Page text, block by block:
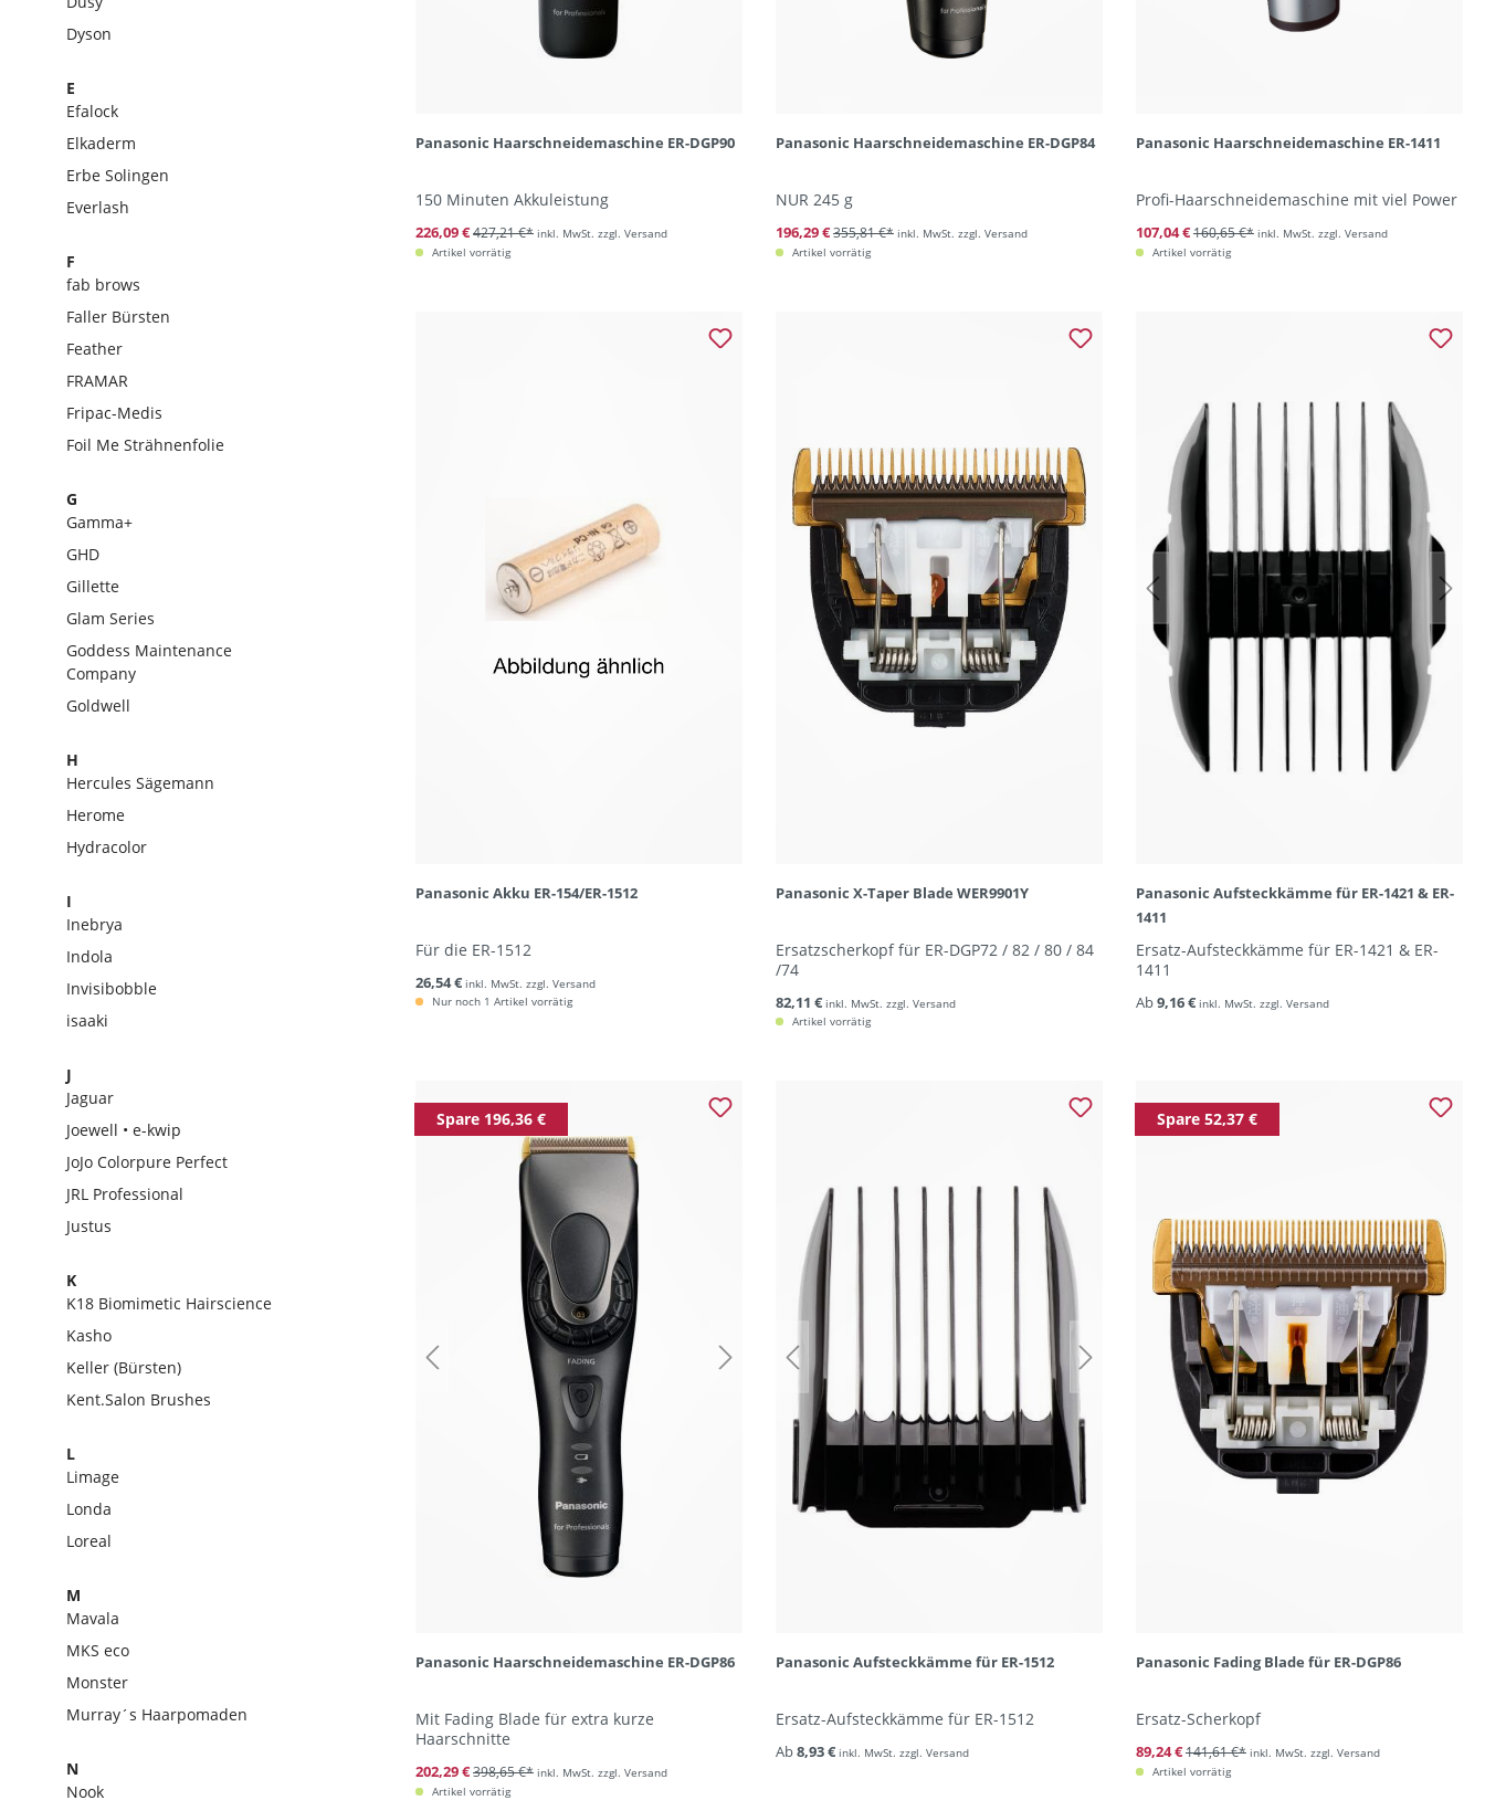
Dyson
E
Efalock
Elkaderm
Erbe Solingen
Everlash
F
fab brows
Faller Bürsten
Feather
FRAMAR
Fripac-Medis
Foil Me Strähnenfolie
G
Gamma+
GHD
Gillette
Glam Series
Goddess Maintenance
Company
Goldwell
H
Hercules Sägemann
Herome
Hydracolor
I
Inebrya
Indola
Invisibobble
isaaki
J
Jaguar
Joewell • e-kwip
JoJo Colorpure Perfect
JRL Professional
Justus
K
K18 Biomimetic Hairscience
Kasho
Keller (Bürsten)
Kent.Salon Brushes
L
Limage
Londa
Loreal
M
Mavala
MKS eco
Monster
Murray´s Haarpomaden
N
Nook
Panasonic Haarschneidemaschine ER-DGP90
150 Minuten Akkuleistung
226,09 €427,21 €* inkl. MwSt. zzgl. Versand
Artikel vorrätig
Panasonic Haarschneidemaschine ER-DGP84
NUR 245 g
196,29 €355,81 €* inkl. MwSt. zzgl. Versand
Artikel vorrätig
Panasonic Haarschneidemaschine ER-1411
Profi-Haarschneidemaschine mit viel Power
107,04 €160,65 €* inkl. MwSt. zzgl. Versand
Artikel vorrätig
Panasonic Akku ER-154/ER-1512
Für die ER-1512
26,54 € inkl. MwSt. zzgl. Versand
Nur noch 1 Artikel vorrätig
Panasonic X-Taper Blade WER9901Y
Ersatzscherkopf für ER-DGP72 / 82 / 80 / 84
/74
82,11 € inkl. MwSt. zzgl. Versand
Artikel vorrätig
Panasonic Aufsteckkämme für ER-1421 & ER-
1411
Ersatz-Aufsteckkämme für ER-1421 & ER-
1411
Ab9,16 € inkl. MwSt. zzgl. Versand
Spare 196,36 €
Panasonic Haarschneidemaschine ER-DGP86
Mit Fading Blade für extra kurze
Haarschnitte
202,29 €398,65 €* inkl. MwSt. zzgl. Versand
Artikel vorrätig
Panasonic Aufsteckkämme für ER-1512
Ersatz-Aufsteckkämme für ER-1512
Ab8,93 € inkl. MwSt. zzgl. Versand
Spare 52,37 €
Panasonic Fading Blade für ER-DGP86
Ersatz-Scherkopf
89,24 €141,61 €* inkl. MwSt. zzgl. Versand
Artikel vorrätig